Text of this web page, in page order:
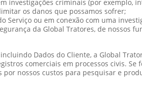
investigações criminais (por exemplo,
os danos que possamos sofrer;
Serviço ou em conexão com uma
da Global Tratores, de nossos
Dados do Cliente, a Global
comerciais em processos civis.
nossos custos para pesquisar e